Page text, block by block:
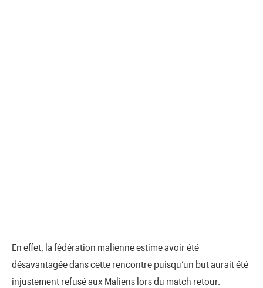
En effet, la fédération malienne estime avoir été
désavantagée dans cette rencontre puisqu’un but aurait été
injustement refusé aux Maliens lors du match retour.